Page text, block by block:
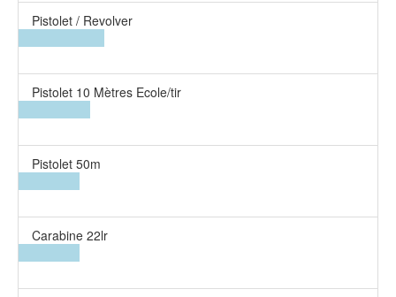
Pistolet / Revolver
Pistolet 10 Mètres Ecole/tir
Pistolet 50m
Carabine 22lr